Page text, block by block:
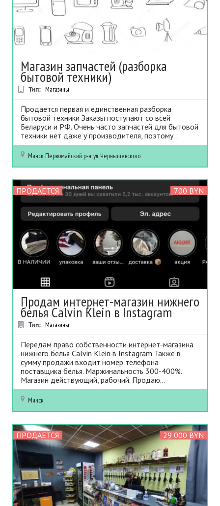
Магазин запчастей (разборка
бытовой техники)
Тип: Магазины
Продается первая и единственная разборка
бытовой техники Заказы поступают со всей
Беларуси и РФ. Очень часто запчастей для бытовой
техники нет даже у производителя, поэтому...
Минск Первомайский р-н, ул. Чернышевского
ПРОДАЕТСЯ 700 BYN
Продам интернет-магазин нижнего
белья Calvin Klein в Instagram
Тип: Магазины
Передам право собственности интернет-магазина
нижнего белья Calvin Klein в Instagram Также в
сумму продажи входит номер телефона
поставщика белья. Маржинальность 300-400%.
Магазин действующий, рабочий. Продаю...
Минск
ПРОДАЕТСЯ 29 000 BYN